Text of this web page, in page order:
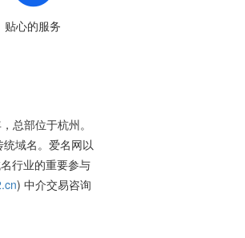
贴心的服务
总部位于杭州。
域名。爱名网以
行业的重要参与
) 中介交易咨询